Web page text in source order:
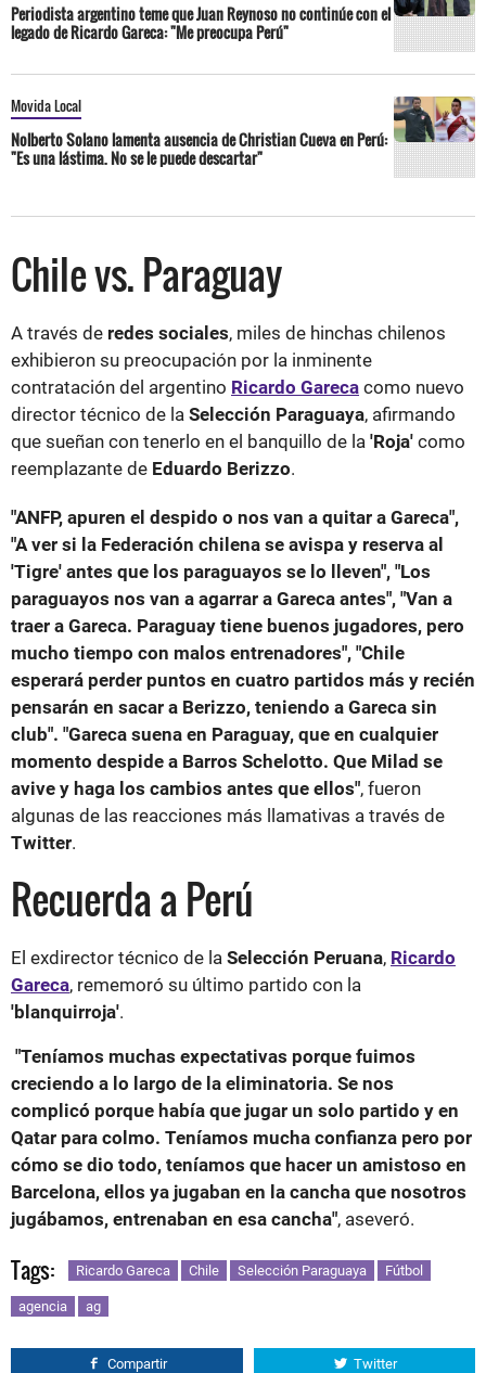
Periodista argentino teme que Juan Reynoso no continúe con el
legado de Ricardo Gareca: "Me preocupa Perú"
Movida Local
Nolberto Solano lamenta ausencia de Christian Cueva en Perú:
"Es una lástima. No se le puede descartar"
Chile vs. Paraguay
A través de redes sociales, miles de hinchas chilenos
exhibieron su preocupación por la inminente
contratación del argentino Ricardo Gareca como nuevo
director técnico de la Selección Paraguaya, afirmando
que sueñan con tenerlo en el banquillo de la 'Roja' como
reemplazante de Eduardo Berizzo.
"ANFP, apuren el despido o nos van a quitar a Gareca",
"A ver si la Federación chilena se avispa y reserva al
'Tigre' antes que los paraguayos se lo lleven", "Los
paraguayos nos van a agarrar a Gareca antes", "Van a
traer a Gareca. Paraguay tiene buenos jugadores, pero
mucho tiempo con malos entrenadores", "Chile
esperará perder puntos en cuatro partidos más y recién
pensarán en sacar a Berizzo, teniendo a Gareca sin
club". "Gareca suena en Paraguay, que en cualquier
momento despide a Barros Schelotto. Que Milad se
avive y haga los cambios antes que ellos", fueron
algunas de las reacciones más llamativas a través de
Twitter.
Recuerda a Perú
El exdirector técnico de la Selección Peruana, Ricardo
Gareca, rememoró su último partido con la
'blanquirroja'.
"Teníamos muchas expectativas porque fuimos
creciendo a lo largo de la eliminatoria. Se nos
complicó porque había que jugar un solo partido y en
Qatar para colmo. Teníamos mucha confianza pero por
cómo se dio todo, teníamos que hacer un amistoso en
Barcelona, ellos ya jugaban en la cancha que nosotros
jugábamos, entrenaban en esa cancha", aseveró.
Tags: Ricardo Gareca Chile Selección Paraguaya Fútbol
agencia ag
Compartir Twitter